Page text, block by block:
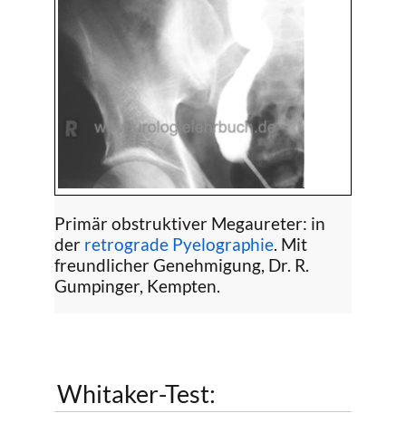
Primär obstruktiver Megaureter: in
der retrograde Pyelographie. Mit
freundlicher Genehmigung, Dr. R.
Gumpinger, Kempten.
Whitaker-Test: